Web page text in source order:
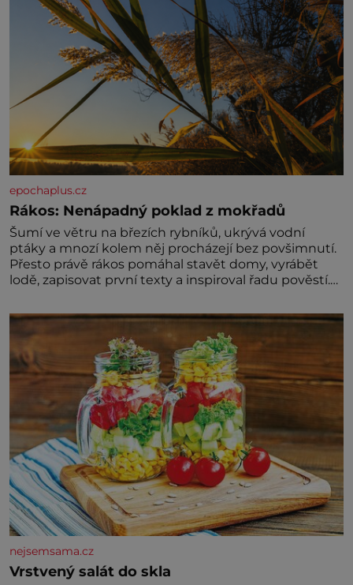
epochaplus.cz
Rákos: Nenápadný poklad z mokřadů
Šumí ve větru na březích rybníků, ukrývá vodní
ptáky a mnozí kolem něj procházejí bez povšimnutí.
Přesto právě rákos pomáhal stavět domy, vyrábět
lodě, zapisovat první texty a inspiroval řadu pověstí.
už tisíce let. Většina lidí vnímá rákos jen jako
obyčejnou kulisu letního koupání. Stačí se však
podívat
nejsemsama.cz
Vrstvený salát do skla